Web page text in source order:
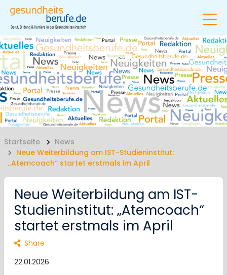
Startseite
News
Neue Weiterbildung am IST-Studieninstitut:
„Atemcoach“ startet erstmals im April
Neue Weiterbildung am IST-
Studieninstitut: „Atemcoach“
startet erstmals im April
Share
22.01.2026